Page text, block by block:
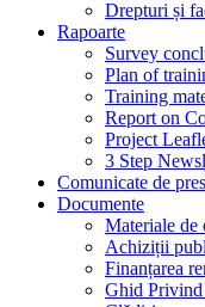
Drepturi și
Rapoarte
Survey
Plan of
Training
Report on
Project
3 Step
Comunicate de
Documente
Materiale de
Achiziții
Finanțarea
Ghid